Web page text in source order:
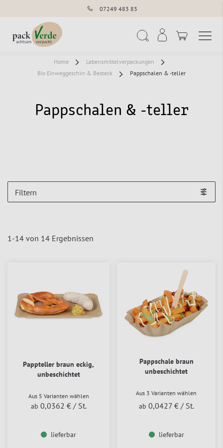
07249 483 83
Home
Lebensmittelverpackungen
Bio Einweggeschirr & Besteck
Pappschalen & -teller
Pappschalen & -teller
1 -14 von 14 Ergebnissen
Pappteller braun eckig,
unbeschichtet
Aus 5 Varianten wählen
ab 0,0362 € / St.
lieferbar
Pappschale braun
unbeschichtet
Aus 3 Varianten wählen
ab 0,0427 € / St.
lieferbar
Filtern